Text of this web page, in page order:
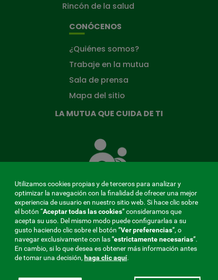
Rincón de la salud
CONÓCENOS
¿Quiénes somos?
Trabaje en la mutua
Sala de prensa
Mapa del sitio
LA MUTUA QUE CUIDA DE TI
Mutua
que
ti
MENÚ
REDES
SOCIALES
Aviso legal|Privacidad
Utilizamos cookies propias y de terceros para analizar y
optimizar la navegación con la finalidad de ofrecer una mejor
experiencia de usuario en nuestro sitio web. Si hace clic sobre
el botón “Aceptar todas las cookies” consideramos que
acepta su uso. Del mismo modo puede configurarlas a su
gusto haciendo clic sobre el botón ”Ver preferencias”, o
navegar exclusivamente con las"estrictamentenecesarias”.
En cambio, si lo que desea es obtener más información antes
de tomar una decisión, haga clic aquí.